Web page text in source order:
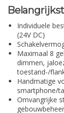
Individuele
(24V DC)
Maximaal 8
dimmen,
toestand-/
Handmatige
smartphone/
Omvangrijke